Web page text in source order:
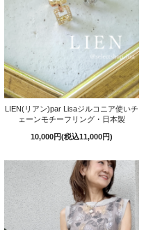
LIEN(リアン)par Lisaジルコニア使いチ
ェーンモチーフリング・日本製
10,000円(税込11,000円)